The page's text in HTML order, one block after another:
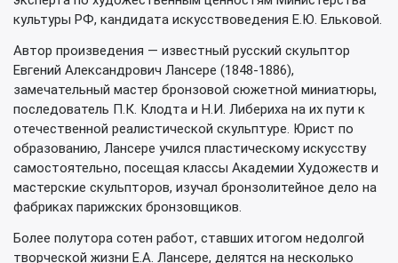
культуры РФ, кандидата искусствоведения Е.Ю. Ельковой.
Автор произведения — известный русский скульптор
Евгений Александрович Лансере (1848-1886),
замечательный мастер бронзовой сюжетной миниатюры,
последователь П.К. Клодта и Н.И. Либериха на их пути к
отечественной реалистической скульптуре. Юрист по
образованию, Лансере учился пластическому искусству
самостоятельно, посещая классы Академии Художеств и
мастерские скульпторов, изучал бронзолитейное дело на
фабриках парижских бронзовщиков.
Более полутора сотен работ, ставших итогом недолгой
творческой жизни Е.А. Лансере, делятся на несколько